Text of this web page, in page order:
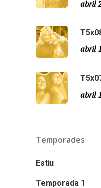
abril
abril
abril
Temporades
Estiu
Temporada 1